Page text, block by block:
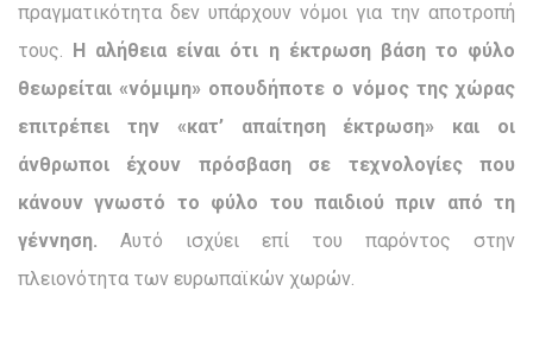
πραγματικότητα δεν υπάρχουν νόμοι για την αποτροπή
τους. Η αλήθεια είναι ότι η έκτρωση βάση το φύλο
θεωρείται «νόμιμη» οπουδήποτε ο νόμος της χώρας
επιτρέπει την «κατ’ απαίτηση έκτρωση» και οι
άνθρωποι έχουν πρόσβαση σε τεχνολογίες που
κάνουν γνωστό το φύλο του παιδιού πριν από τη
γέννηση. Αυτό ισχύει επί του παρόντος στην
πλειονότητα των ευρωπαϊκών χωρών.